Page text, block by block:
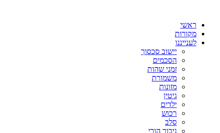
ראשי
מקורות
לענייננו
יישוב סכסוך
הסכמים
זמני שהות
משמורת
מזונות
גיטין
ילדים
רכוש
סלב
ניכור הורי